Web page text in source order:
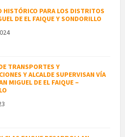
HISTÓRICO PARA LOS DISTRITOS
DE EL FAIQUE Y SONDORILLO
TRANSPORTES Y
Y ALCALDE SUPERVISAN VÍA
MIGUEL DE EL FAIQUE –